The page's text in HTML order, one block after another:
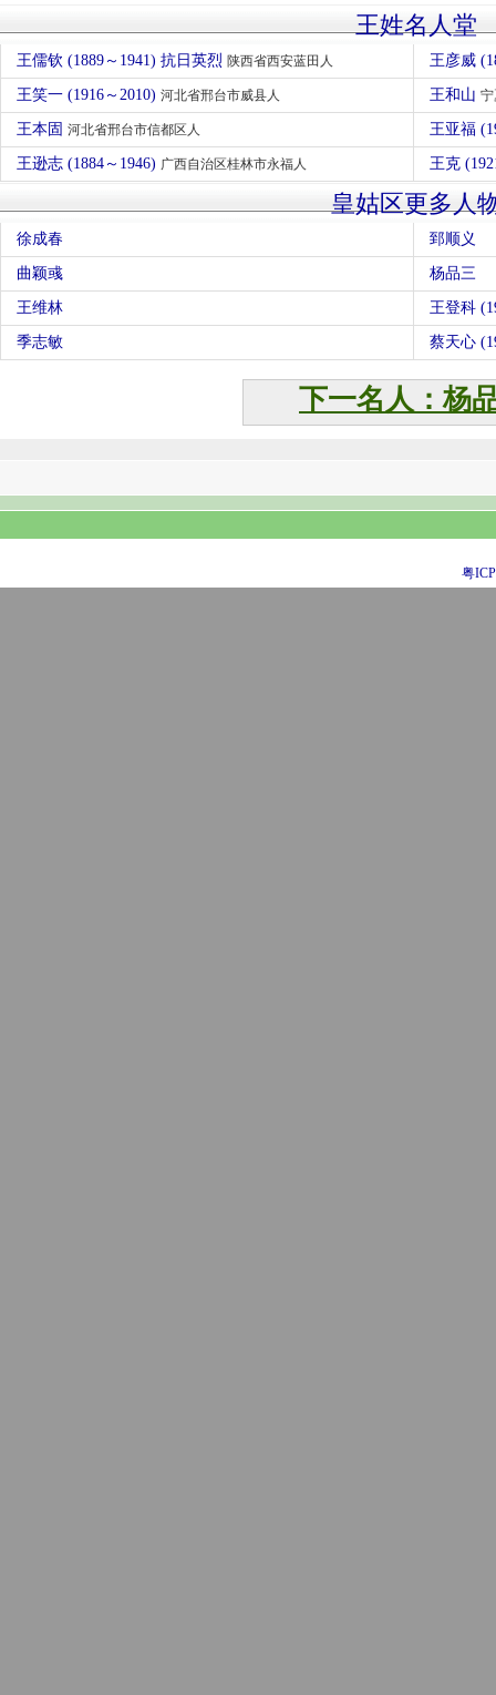
王姓名人堂
王儒钦 (1889～1941) 抗日英烈 陕西省西安蓝田人 王彦威
王笑一 (1916～2010) 河北省邢台市威县人 王和山
王本固 河北省邢台市信都区人 王亚福
王逊志 (1884～1946) 广西自治区桂林市永福人 王克
皇姑区更多人
徐成春 郅顺义
曲颖彧 杨品三
王维林 王登科
季志敏 蔡天心
下一名人：杨
粤